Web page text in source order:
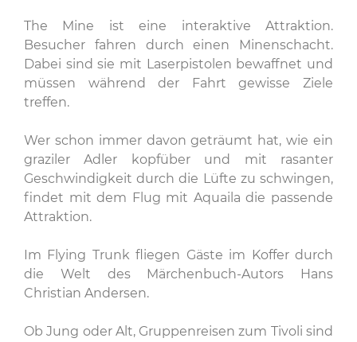
The Mine ist eine interaktive Attraktion.
Besucher fahren durch einen Minenschacht.
Dabei sind sie mit Laserpistolen bewaffnet und
müssen während der Fahrt gewisse Ziele
treffen.
Wer schon immer davon geträumt hat, wie ein
graziler Adler kopfüber und mit rasanter
Geschwindigkeit durch die Lüfte zu schwingen,
findet mit dem Flug mit Aquaila die passende
Attraktion.
Im Flying Trunk fliegen Gäste im Koffer durch
die Welt des Märchenbuch-Autors Hans
Christian Andersen.
Ob Jung oder Alt, Gruppenreisen zum Tivoli sind